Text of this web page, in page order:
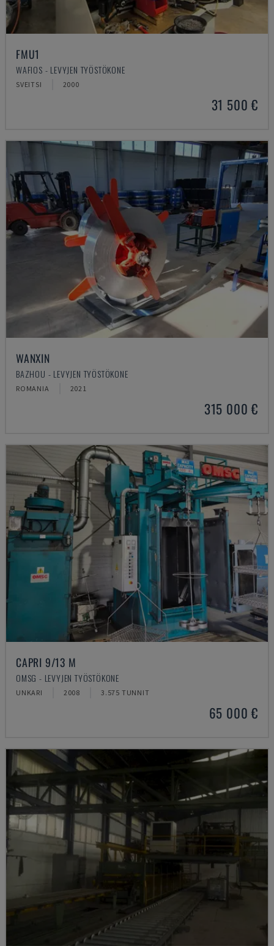
FMU1
WAFIOS - LEVYJEN TYÖSTÖKONE
SVEITSI 2000
31 500 €
WANXIN
BAZHOU - LEVYJEN TYÖSTÖKONE
ROMANIA 2021
315 000 €
CAPRI 9/13 M
OMSG - LEVYJEN TYÖSTÖKONE
UNKARI 2008 3.575 TUNNIT
65 000 €